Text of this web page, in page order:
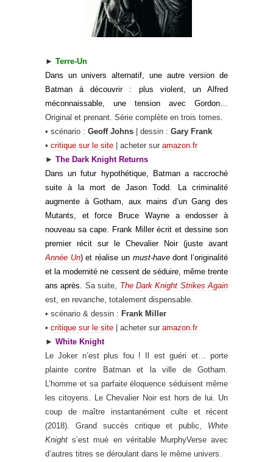
► Terre-Un
Dans un univers alternatif, une autre version de
Batman à découvrir : plus violent, un Alfred
méconnaissable, une tension avec Gordon…
Original et prenant. Série complète en trois tomes.
• scénario : Geoff Johns | dessin : Gary Frank
• critique sur le site | acheter sur amazon.fr
► The Dark Knight Returns
Dans un futur hypothétique, Batman a raccroché
suite à la mort de Jason Todd. La criminalité
augmente à Gotham, aux mains d’un Gang des
Mutants, et force Bruce Wayne a endosser à
nouveau sa cape. Frank Miller écrit et dessine son
premier récit sur le Chevalier Noir (juste avant
Année Un) et réalise un must-havedont l’originalité
et la modernité ne cessent de séduire, même trente
ans après.
Sa suite, The Dark Knight Strikes Again
est, en revanche, totalement dispensable.
• scénario & dessin : Frank Miller
• critique sur le site | acheter sur amazon.fr
► White Knight
Le Joker n’est plus fou ! Il est guéri et… porte
plainte contre Batman et la ville de Gotham.
L’homme et sa parfaite éloquence séduisent même
les citoyens. Le Chevalier Noir est hors de lui. Un
coup de maître instantanément culte et récent
(2018). Grand succès critique et public, White
Knight s’est mué en véritable MurphyVerse avec
d’autres titres se déroulant dans le même univers.